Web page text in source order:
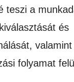
teszi a
és
folyamat